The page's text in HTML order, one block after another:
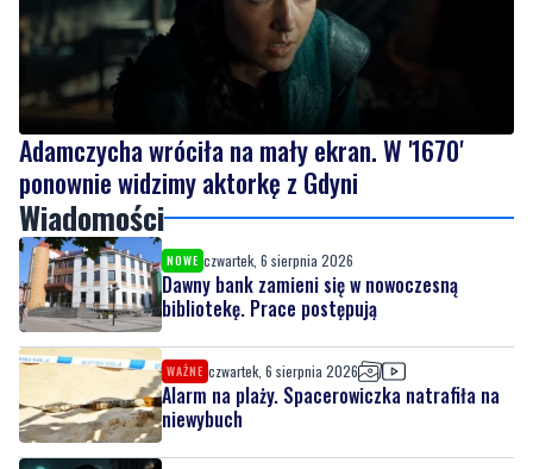
Adamczycha wróciła na mały ekran. W '1670'
ponownie widzimy aktorkę z Gdyni
Wiadomości
NOWE czwartek, 6 sierpnia 2026
Dawny bank zamieni się w nowoczesną
bibliotekę. Prace postępują
WAŻNE czwartek, 6 sierpnia 2026
Alarm na plaży. Spacerowiczka natrafiła na
niewybuch